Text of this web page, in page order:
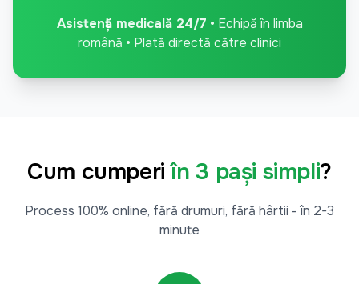
Asistență medicală 24/7 • Echipă în limba
română • Plată directă către clinici
Cum cumperiîn 3 pași simpli?
Process 100% online, fără drumuri, fără hârtii - în 2-3
minute